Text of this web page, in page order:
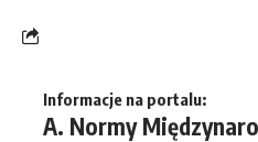
Informacje na portalu:
A. Normy